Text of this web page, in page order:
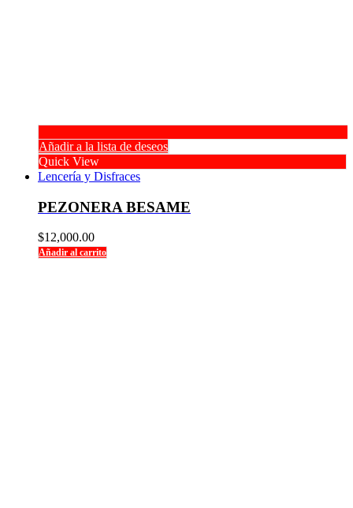
Añadir a la lista de deseos
Quick View
Lencería y Disfraces
PEZONERA BESAME
$12,000.00
Añadir al carrito